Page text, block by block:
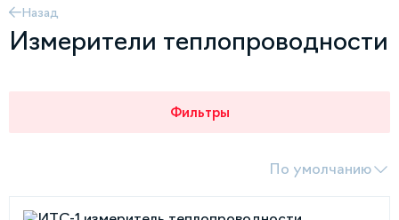
Назад
Измерители теплопроводности
Фильтры
По умолчанию